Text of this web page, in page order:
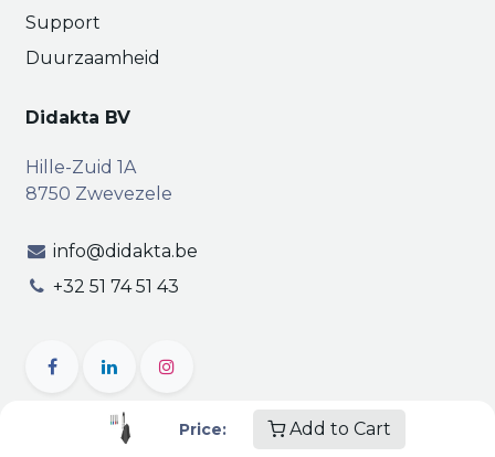
Price: Add to Cart
Support
Duurzaamheid
Didakta BV
Hille-Zuid 1A
8750 Zwevezele
info@didakta.be
+32 51 74 51 43